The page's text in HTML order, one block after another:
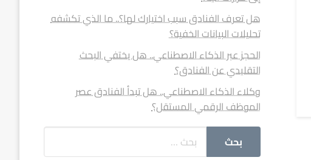
هل تعرف الفنادق سبب اختيارك لها؟.. ما الذي تكشفه
تحليلات البيانات الخفية؟
الحجز عبر الذكاء الاصطناعي.. هل يختفي البحث
التقليدي عن الفنادق؟
وكلاء الذكاء الاصطناعي.. هل تبدأ الفنادق عصر
الموظف الرقمي المستقل؟